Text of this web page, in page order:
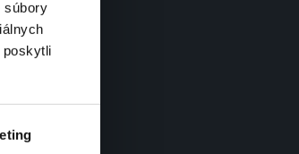
súbory